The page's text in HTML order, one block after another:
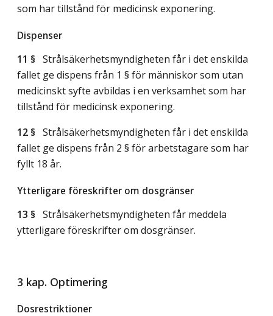
som har tillstånd för medicinsk exponering.
Dispenser
11 § Strålsäkerhetsmyndigheten får i det enskilda
fallet ge dispens från 1 § för människor som utan
medicinskt syfte avbildas i en verksamhet som har
tillstånd för medicinsk exponering.
12 § Strålsäkerhetsmyndigheten får i det enskilda
fallet ge dispens från 2 § för arbetstagare som har
fyllt 18 år.
Ytterligare föreskrifter om dosgränser
13 § Strålsäkerhetsmyndigheten får meddela
ytterligare föreskrifter om dosgränser.
3 kap. Optimering
Dosrestriktioner